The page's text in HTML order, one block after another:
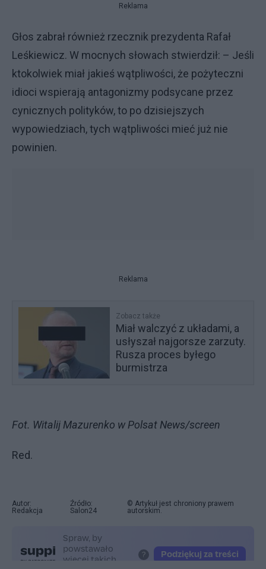
Reklama
Głos zabrał również rzecznik prezydenta Rafał
Leśkiewicz. W mocnych słowach stwierdził: – Jeśli
ktokolwiek miał jakieś wątpliwości, że pożyteczni
idioci wspierają antagonizmy podsycane przez
cynicznych polityków, to po dzisiejszych
wypowiedziach, tych wątpliwości mieć już nie
powinien.
Reklama
Zobacz także
Miał walczyć z układami, a
usłyszał najgorsze zarzuty.
Rusza proces byłego
burmistrza
Fot. Witalij Mazurenko w Polsat News/screen
Red.
Autor:
Redakcja
Źródło:
Salon24
© Artykuł jest chroniony prawem
autorskim.